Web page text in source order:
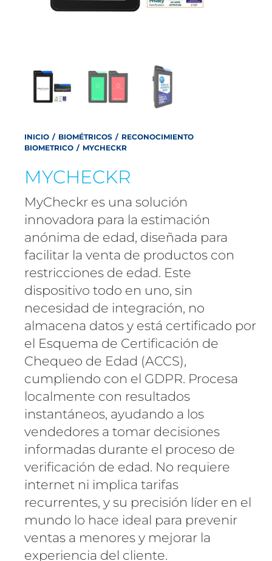
INICIO / BIOMÉTRICOS / RECONOCIMIENTO
BIOMETRICO / MYCHECKR
MYCHECKR
MyCheckr es una solución
innovadora para la estimación
anónima de edad, diseñada para
facilitar la venta de productos con
restricciones de edad. Este
dispositivo todo en uno, sin
necesidad de integración, no
almacena datos y está certificado por
el Esquema de Certificación de
Chequeo de Edad (ACCS),
cumpliendo con el GDPR. Procesa
localmente con resultados
instantáneos, ayudando a los
vendedores a tomar decisiones
informadas durante el proceso de
verificación de edad. No requiere
internet ni implica tarifas
recurrentes, y su precisión líder en el
mundo lo hace ideal para prevenir
ventas a menores y mejorar la
experiencia del cliente.